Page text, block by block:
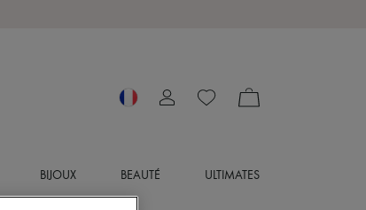
BIJOUX BEAUTÉ ULTIMATES